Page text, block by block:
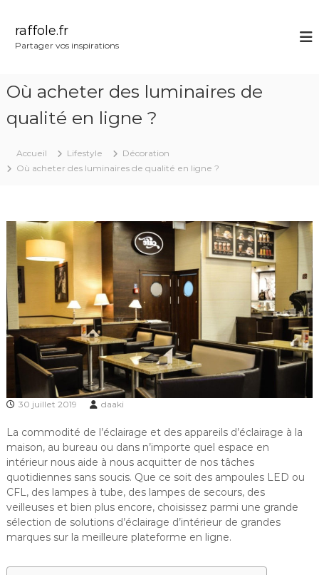
raffole.fr
Partager vos inspirations
Où acheter des luminaires de
qualité en ligne ?
Accueil Lifestyle
Décoration
Où acheter des luminaires de qualité en ligne ?
30 juillet 2019 daaki
La commodité de l’éclairage et des appareils d’éclairage à la
maison, au bureau ou dans n’importe quel espace en
intérieur nous aide à nous acquitter de nos tâches
quotidiennes sans soucis. Que ce soit des ampoules LED ou
CFL, des lampes à tube, des lampes de secours, des
veilleuses et bien plus encore, choisissez parmi une grande
sélection de solutions d’éclairage d’intérieur de grandes
marques sur la meilleure plateforme en ligne.